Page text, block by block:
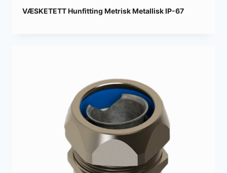
VÆSKETETT Hunfitting Metrisk Metallisk IP-67